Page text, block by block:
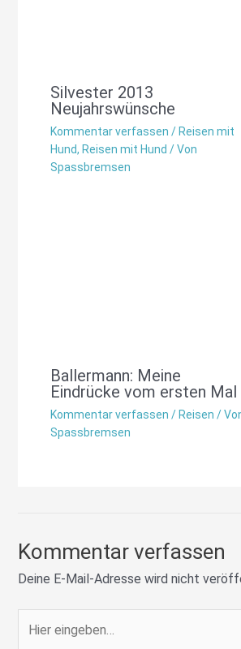
Silvester 2013
Neujahrswünsche
Kommentar verfassen / Reisen mit
Hund, Reisen mit Hund / Von
Spassbremsen
Ballermann: Meine
Eindrücke vom ersten Mal
Kommentar verfassen / Reisen /
Spassbremsen
Kommentar verfassen
Deine E-Mail-Adresse wird nicht
eingeben…